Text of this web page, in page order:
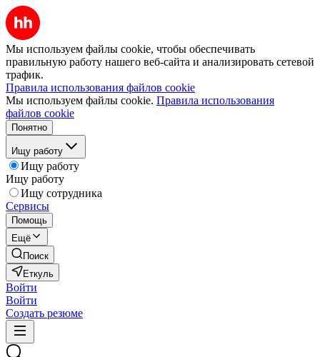
Мы используем файлы cookie, чтобы обеспечивать
правильную работу нашего веб-сайта и анализировать сетевой
трафик.
Правила использования файлов cookie
Мы используем файлы cookie. Правила использования
файлов cookie
Понятно
Ищу работу
Ищу работу
Ищу работу
Ищу сотрудника
Сервисы
Помощь
Ещё
Поиск
Еткуль
Войти
Войти
Создать резюме